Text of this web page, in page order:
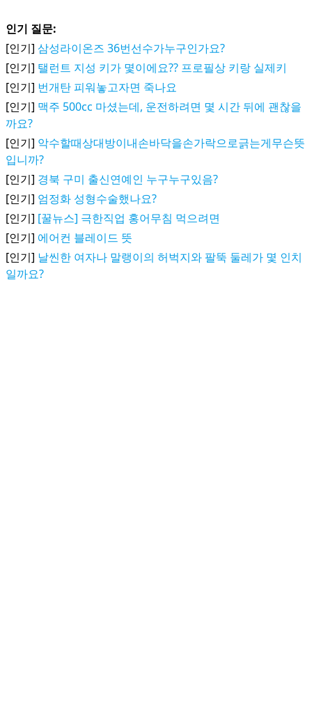
인기 질문:
[인기] 삼성라이온즈 36번선수가누구인가요?
[인기] 탤런트 지성 키가 몇이에요?? 프로필상 키랑 실제키
[인기] 번개탄 피워놓고자면 죽나요
[인기] 맥주 500cc 마셨는데, 운전하려면 몇 시간 뒤에 괜찮을
까요?
[인기] 악수할때상대방이내손바닥을손가락으로긁는게무슨뜻
입니까?
[인기] 경북 구미 출신연예인 누구누구있음?
[인기] 엄정화 성형수술했나요?
[인기] [꿀뉴스] 극한직업 홍어무침 먹으려면
[인기] 에어컨 블레이드 뜻
[인기] 날씬한 여자나 말랭이의 허벅지와 팔뚝 둘레가 몇 인치
일까요?